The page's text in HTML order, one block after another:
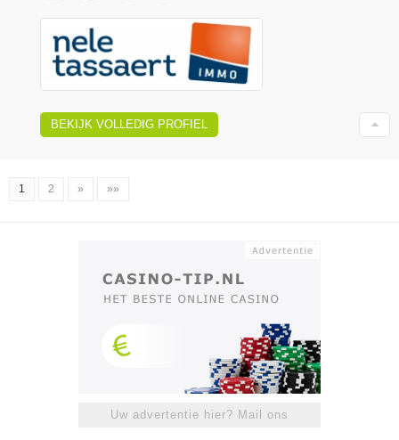
BEKIJK VOLLEDIG PROFIEL
1 2 » »»
Uw advertentie hier? Mail ons